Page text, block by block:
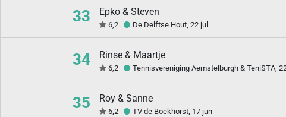
33 Epko & Steven
6,2 De Delftse Hout, 22 jul
34 Rinse & Maartje
6,2 Tennisvereniging Aemstelburgh & TeniSTA,
35 Roy & Sanne
6,2 TV de Boekhorst, 17 jun